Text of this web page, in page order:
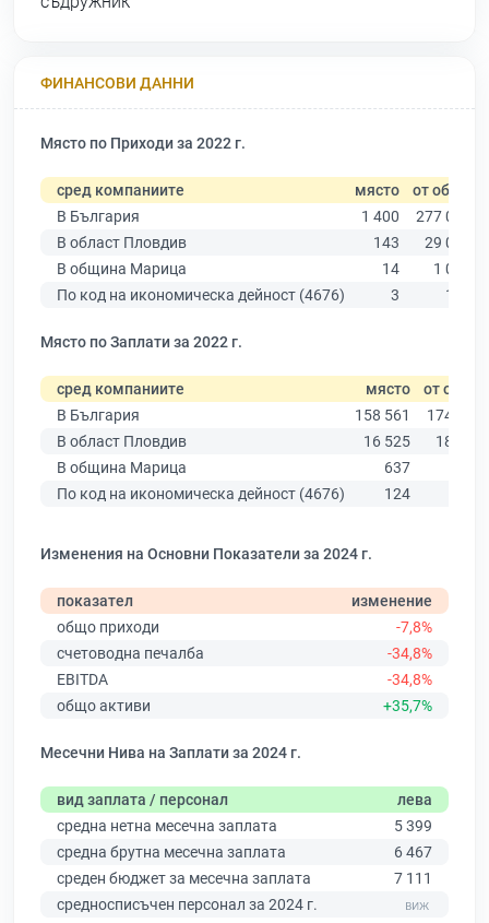
ФИНАНСОВИ ДАННИ
Място по Приходи за 2022 г.
сред компаниите място от общо
В България
1 400
277 019
В област Пловдив
143
29 067
В община Марица
14
1 033
По код на икономическа дейност (4676)
3 194
Място по Заплати за 2022 г.
сред компаниите място
от общо
В България
158 561
174 403
В област Пловдив
16 525
18 305
В община Марица
637
По код на икономическа дейност (4676)
124
Изменения на Основни Показатели за 2024 г.
показател
изменение
общо приходи
-7,8%
счетоводна печалба
-34,8%
EBITDA
-34,8%
общо активи
+35,7%
Месечни Нива на Заплати за 2024 г.
вид заплата / персонал
лева
средна нетна месечна заплата
5 399
средна брутна месечна заплата
6 467
среден бюджет за месечна заплата
7 111
средносписъчен персонал за 2024 г.